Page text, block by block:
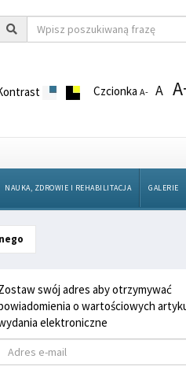
CzcionkaA- A
NAUKA, ZDROWIE I REHABILITACJA GALERIE
swój adres aby otrzymywać
o wartościowych
elektroniczne